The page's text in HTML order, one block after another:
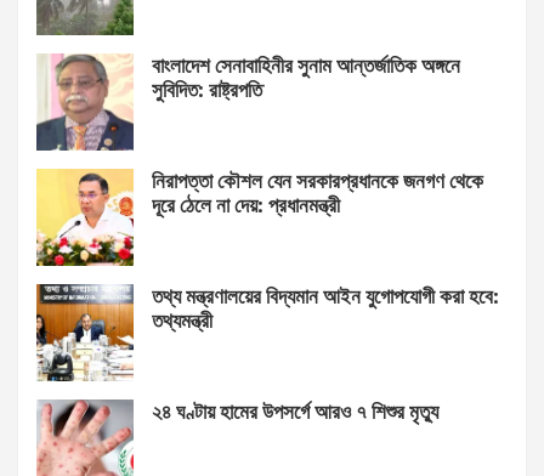
বাংলাদেশ সেনাবাহিনীর সুনাম আন্তর্জাতিক অঙ্গনে
সুবিদিত: রাষ্ট্রপতি
নিরাপত্তা কৌশল যেন সরকারপ্রধানকে জনগণ থেকে
দূরে ঠেলে না দেয়: প্রধানমন্ত্রী
তথ্য মন্ত্রণালয়ের বিদ্যমান আইন যুগোপযোগী করা হবে:
তথ্যমন্ত্রী
২৪ ঘণ্টায় হামের উপসর্গে আরও ৭ শিশুর মৃত্যু